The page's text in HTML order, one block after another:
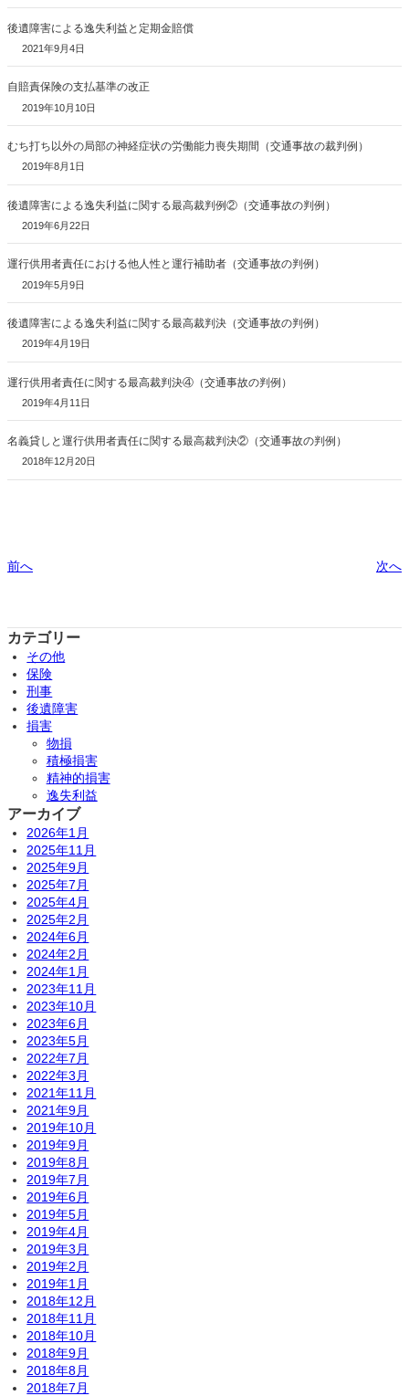
後遺障害による逸失利益と定期金賠償
2021年9月4日
自賠責保険の支払基準の改正
2019年10月10日
むち打ち以外の局部の神経症状の労働能力喪失期間（交通事故の裁判例）
2019年8月1日
後遺障害による逸失利益に関する最高裁判例②（交通事故の判例）
2019年6月22日
運行供用者責任における他人性と運行補助者（交通事故の判例）
2019年5月9日
後遺障害による逸失利益に関する最高裁判決（交通事故の判例）
2019年4月19日
運行供用者責任に関する最高裁判決④（交通事故の判例）
2019年4月11日
名義貸しと運行供用者責任に関する最高裁判決②（交通事故の判例）
2018年12月20日
前へ 次へ
カテゴリー
その他
保険
刑事
後遺障害
損害
物損
積極損害
精神的損害
逸失利益
アーカイブ
2026年1月
2025年11月
2025年9月
2025年7月
2025年4月
2025年2月
2024年6月
2024年2月
2024年1月
2023年11月
2023年10月
2023年6月
2023年5月
2022年7月
2022年3月
2021年11月
2021年9月
2019年10月
2019年9月
2019年8月
2019年7月
2019年6月
2019年5月
2019年4月
2019年3月
2019年2月
2019年1月
2018年12月
2018年11月
2018年10月
2018年9月
2018年8月
2018年7月